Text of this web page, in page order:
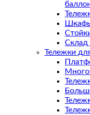
Склад
Тележки